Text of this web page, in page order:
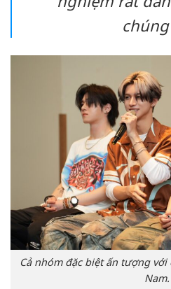
Cả nhóm đặc biệt ấn tượng
Nam.